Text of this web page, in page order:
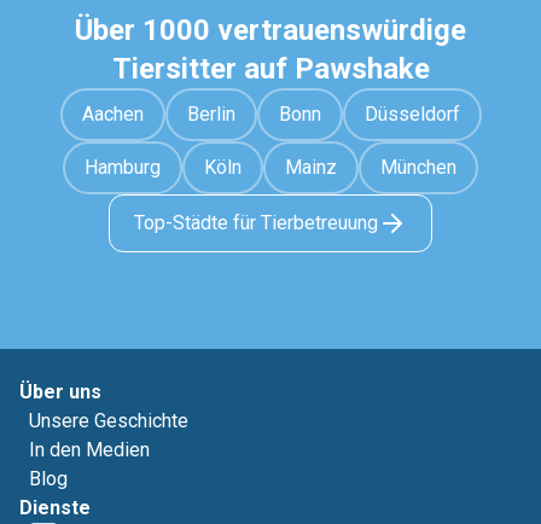
Über 1000 vertrauenswürdige
Tiersitter auf Pawshake
Aachen Berlin Bonn Düsseldorf
Hamburg Köln Mainz München
Top-Städte für Tierbetreuung
Über uns
Unsere Geschichte
In den Medien
Blog
Dienste